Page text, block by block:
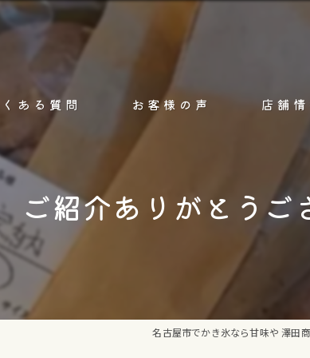
ある質問 お客様の声 店舗
ブログ
コラム
ご紹介ありがとうご
名古屋市でかき氷なら甘味や 澤田